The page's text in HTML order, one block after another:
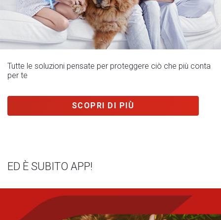
Tutte le soluzioni pensate per proteggere ciò che più conta
per te
SCOPRI DI PIÙ
ED È SUBITO APP!